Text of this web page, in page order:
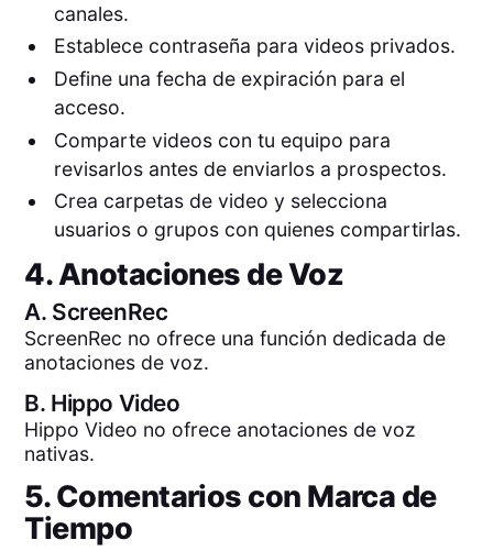
canales.
Establece contraseña para videos privados.
Define una fecha de expiración para el
acceso.
Comparte videos con tu equipo para
revisarlos antes de enviarlos a prospectos.
Crea carpetas de video y selecciona
usuarios o grupos con quienes compartirlas.
4. Anotaciones de Voz
A. ScreenRec
ScreenRec no ofrece una función dedicada de
anotaciones de voz.
B. Hippo Video
Hippo Video no ofrece anotaciones de voz
nativas.
5. Comentarios con Marca de
Tiempo